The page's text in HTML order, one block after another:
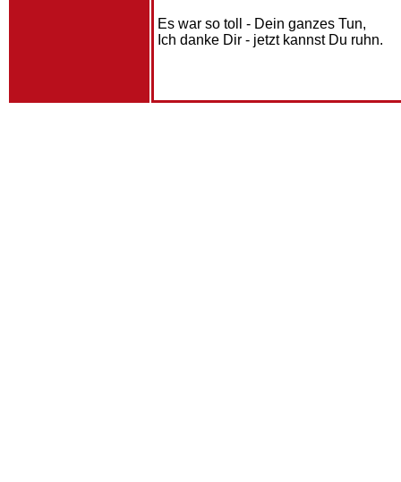
Es war so toll - Dein ganzes Tun,
Ich danke Dir - jetzt kannst Du ruhn.